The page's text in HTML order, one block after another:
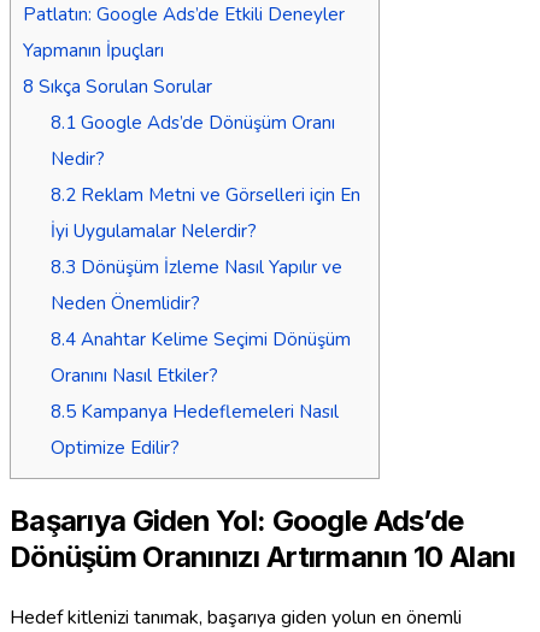
Patlatın: Google Ads’de Etkili Deneyler
Yapmanın İpuçları
8 Sıkça Sorulan Sorular
8.1Google Ads’de Dönüşüm Oranı
Nedir?
8.2Reklam Metni ve Görselleri için En
İyi Uygulamalar Nelerdir?
8.3 Dönüşüm İzleme Nasıl Yapılır ve
Neden Önemlidir?
8.4Anahtar Kelime Seçimi Dönüşüm
Oranını Nasıl Etkiler?
8.5Kampanya Hedeflemeleri Nasıl
Optimize Edilir?
Başarıya Giden Yol: Google Ads’de
Dönüşüm Oranınızı Artırmanın 10 Alanı
Hedef kitlenizi tanımak, başarıya giden yolun en önemli